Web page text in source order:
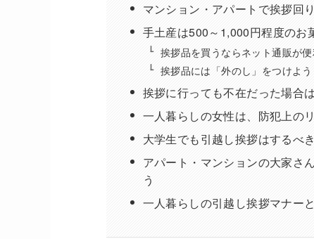
マンション・アパートで挨拶回
手土産は500～1,000円程度のお
挨拶品を買うならネット通販が
挨拶品には「外のし」をつけよう
挨拶に行っても不在だった場合
一人暮らしの女性は、防犯上の
大学生でも引越し挨拶はするべ
アパート・マンションの大家さ
う
一人暮らしの引越し挨拶マナー